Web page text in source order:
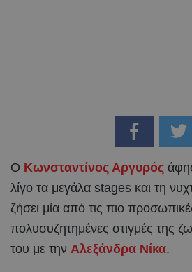
Ο Κωνσταντίνος Αργυρός
λίγο τα μεγάλα stages και τη
ζήσει μία από τις πιο
πολυσυζητημένες στιγμές της
του με την Αλεξάνδρα Νίκα.